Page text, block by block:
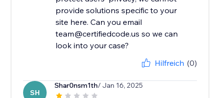
provide solutions specific to your
site here. Can you email
team@certifiedcode.us so we can
Hilfreich (0)
SH
Shar0nsm1th/ Jan 16, 2025